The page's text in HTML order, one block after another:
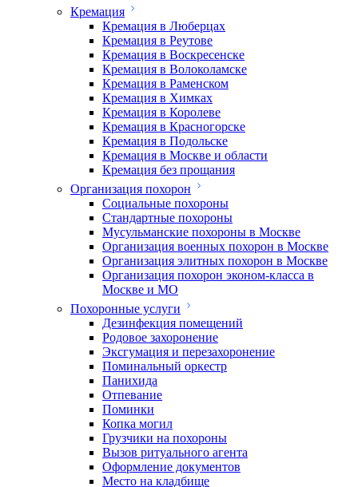
Кремация
Кремация в Люберцах
Кремация в Реутове
Кремация в Воскресенске
Кремация в Волоколамске
Кремация в Раменском
Кремация в Химках
Кремация в Королеве
Кремация в Красногорске
Кремация в Подольске
Кремация в Москве и области
Кремация без прощания
Организация похорон
Социальные похороны
Стандартные похороны
Мусульманские похороны в Москве
Организация военных похорон в Москве
Организация элитных похорон в Москве
Организация похорон эконом-класса в
Москве и МО
Похоронные услуги
Дезинфекция помещений
Родовое захоронение
Эксгумация и перезахоронение
Поминальный оркестр
Панихида
Отпевание
Поминки
Копка могил
Грузчики на похороны
Вызов ритуального агента
Оформление документов
Место на кладбище